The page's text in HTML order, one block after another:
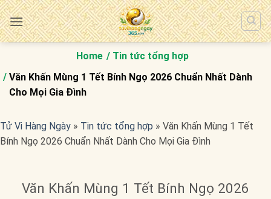
Bỏ
qua
nội
Home
Tin tức tổng hợp
Văn Khấn Mùng 1 Tết Bính Ngọ 2026 Chuẩn Nhất Dành
Cho Mọi Gia Đình
Tử Vi Hàng Ngày » Tin tức tổng hợp » Văn Khấn Mùng 1 Tết
Bính Ngọ 2026 Chuẩn Nhất Dành Cho Mọi Gia Đình
Văn Khấn Mùng 1 Tết Bính Ngọ 2026